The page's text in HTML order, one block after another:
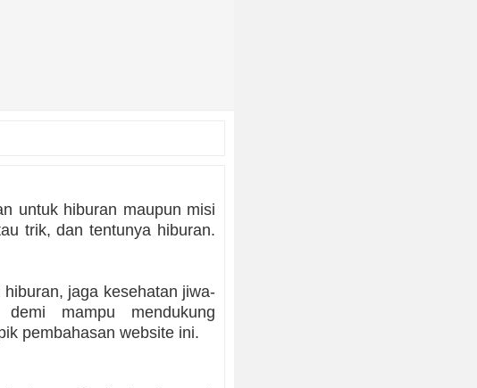
untuk hiburan maupun misi
trik, dan tentunya hiburan.
jaga kesehatan jiwa-
mampu mendukung
pembahasan website ini.